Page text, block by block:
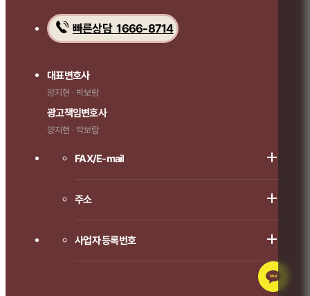
빠른상담 1666-8714
대표변호사
양지현 · 박보람
광고책임변호사
양지현 · 박보람
FAX/E-mail
주소
사업자 등록번호